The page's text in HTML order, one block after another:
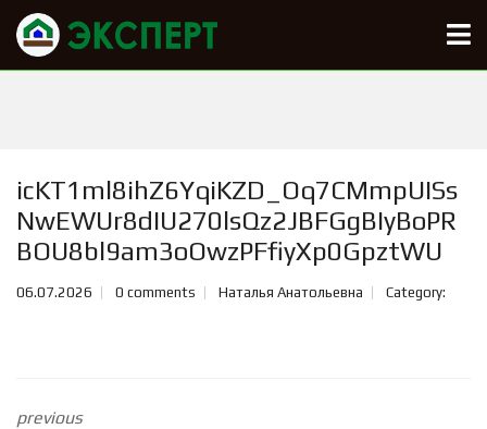
icKT1ml8ihZ6YqiKZD_Oq7CMmpUISs
NwEWUr8dIU270lsQz2JBFGgBIyBoPR
BOU8bl9am3oOwzPFfiyXp0GpztWU
06.07.2026 0 comments Наталья Анатольевна Category:
previous